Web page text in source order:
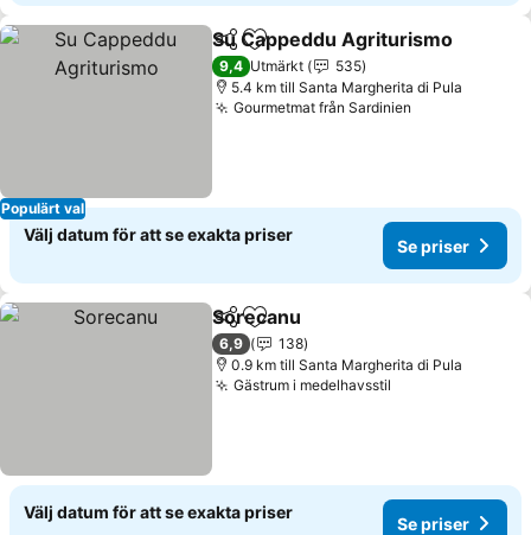
Populärt val
Dela Lägg till i Mina Favoriter
Su Cappeddu Agriturismo
9,4 Utmärkt
535
5.4 km till Santa Margherita di Pula
Gourmetmat från Sardinien
Välj datum för att se exakta priser
Se priser
Dela Lägg till i Mina Favoriter
Sorecanu
6,9
138
0.9 km till Santa Margherita di Pula
Gästrum i medelhavsstil
Välj datum för att se exakta priser
Se priser